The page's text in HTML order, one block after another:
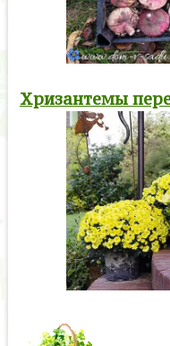
Хризантемы